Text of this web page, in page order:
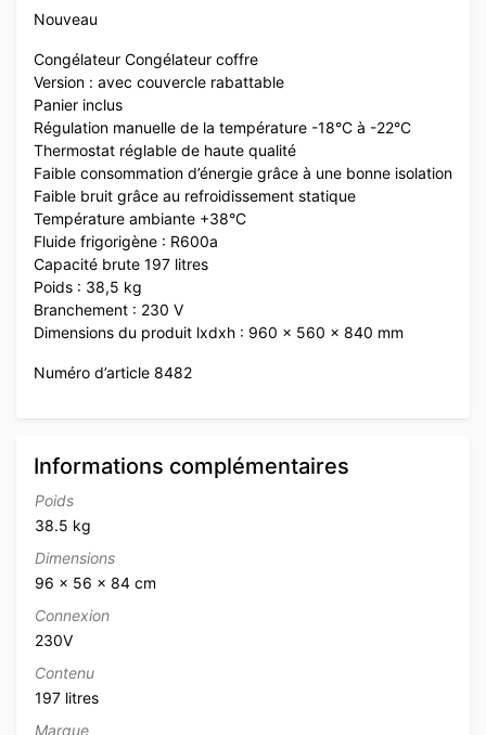
Nouveau
Congélateur Congélateur coffre
Version : avec couvercle rabattable
Panier inclus
Régulation manuelle de la température -18°C à -22°C
Thermostat réglable de haute qualité
Faible consommation d’énergie grâce à une bonne isolation
Faible bruit grâce au refroidissement statique
Température ambiante +38°C
Fluide frigorigène : R600a
Capacité brute 197 litres
Poids : 38,5 kg
Branchement : 230 V
Dimensions du produit lxdxh : 960 x 560 x 840 mm
Numéro d’article 8482
Informations complémentaires
Poids
38.5 kg
Dimensions
96 × 56 × 84 cm
Connexion
230V
Contenu
197 litres
Marque